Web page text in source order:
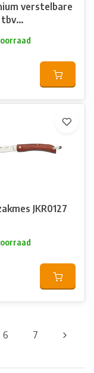
verstelbare
JKR0127
6 7